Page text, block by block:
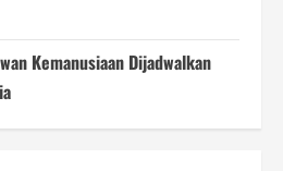
Kemanusiaan Dijadwalkan